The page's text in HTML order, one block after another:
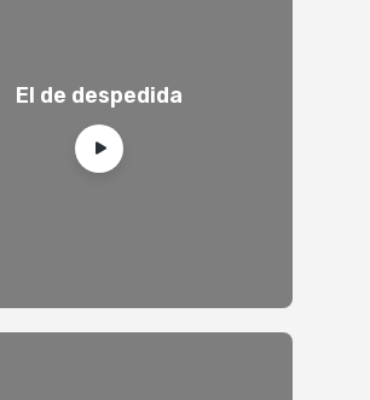
El de despedida